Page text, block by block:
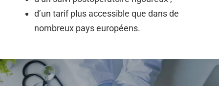
d’un tarif plus accessible que dans de
nombreux pays européens.